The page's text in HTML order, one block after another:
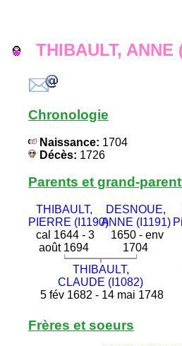
THIBAULT, ANNE
Chronologie
Naissance: 1704
Décès: 1726
Parents et grand-
THIBAULT,
PIERRE (I1190)
cal 1644 - 3
août 1694
DESNOUE,
ANNE (I1191)
1650 - env
1704
THIBAULT,
CLAUDE (I1082)
5 fév 1682 - 14 mai 1748
Frères et soeurs